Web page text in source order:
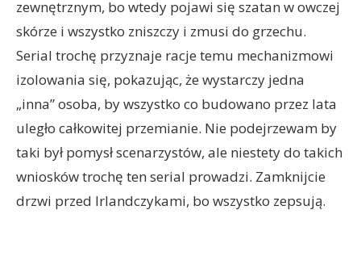
zewnętrznym, bo wtedy pojawi się szatan w owczej
skórze i wszystko zniszczy i zmusi do grzechu.
Serial trochę przyznaje racje temu mechanizmowi
izolowania się, pokazując, że wystarczy jedna
„inna” osoba, by wszystko co budowano przez lata
uległo całkowitej przemianie. Nie podejrzewam by
taki był pomysł scenarzystów, ale niestety do takich
wniosków trochę ten serial prowadzi. Zamknijcie
drzwi przed Irlandczykami, bo wszystko zepsują.